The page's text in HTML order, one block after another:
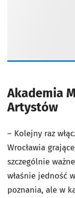
Akademia
Artystów
– Kolejny raz
Wrocławia
szczególnie
właśnie jedność
poznania, ale w